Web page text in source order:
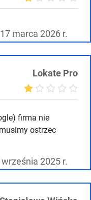
17 marca 2026 r.
Lokate Pro
firma nie
ostrzec
września 2025 r.